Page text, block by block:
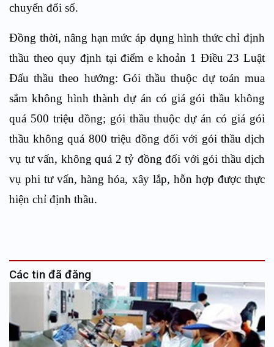
chuyển đổi số.
Đồng thời, nâng hạn mức áp dụng hình thức chỉ định
thầu theo quy định tại điểm e khoản 1 Điều 23 Luật
Đấu thầu theo hướng: Gói thầu thuộc dự toán mua
sắm không hình thành dự án có giá gói thầu không
quá 500 triệu đồng; gói thầu thuộc dự án có giá gói
thầu không quá 800 triệu đồng đối với gói thầu dịch
vụ tư vấn, không quá 2 tỷ đồng đối với gói thầu dịch
vụ phi tư vấn, hàng hóa, xây lắp, hỗn hợp được thực
hiện chỉ định thầu.
Các tin đã đăng